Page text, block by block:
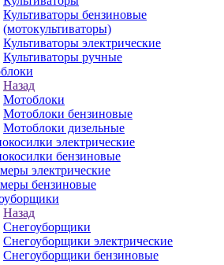
Культиваторы бензиновые
(мотокультиваторы)
Культиваторы электрические
Культиваторы ручные
Назад
Мотоблоки
Мотоблоки бензиновые
Мотоблоки дизельные
электрические
бензиновые
электрические
бензиновые
Назад
Снегоуборщики
Снегоуборщики электрические
Снегоуборщики бензиновые